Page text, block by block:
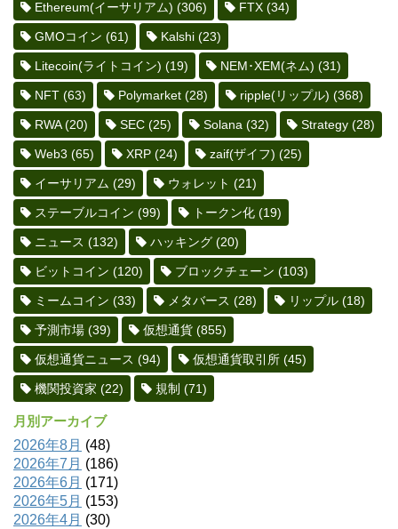
Ethereum(イーサリアム) (306) FTX (34)
GMOコイン (61) Kalshi (23)
Litecoin(ライトコイン) (19) NEM･XEM(ネム) (31)
NFT (63) Polymarket (28) ripple(リップル) (368)
RWA(20) SEC (25) Solana (32) Strategy (28)
Web3 (65) XRP (24) zaif(ザイフ) (25)
イーサリアム (29) ウォレット (21)
ステーブルコイン (99) トークン化 (19)
ニュース (132) ハッキング (20)
ビットコイン (120) ブロックチェーン (103)
ミームコイン (33) メタバース (28) リップル (18)
予測市場 (39) 仮想通貨 (855)
仮想通貨ニュース (94) 仮想通貨取引所 (45)
機関投資家 (22) 規制 (71)
月別アーカイブ
2026年8月 (48)
2026年7月 (186)
2026年6月 (171)
2026年5月 (153)
2026年4月 (30)